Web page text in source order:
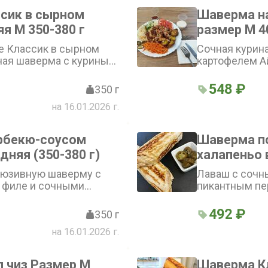
в сырном
М 350-380 г
Классик в сырном
шаверма с куриным
фирменным
Смотрите ниже:
и «Не класть в
350 г
на 16.01.2026 г.
Шаверма
размер М
Сочная
картофелем
помидорами и
халапеньо.
на гриле.
Подаётся на
пожалуйста,
548 ₽
соусом
(350-380 г)
шаверму с
и сочными
барбекю, -
вкусов, которое
350 г
на 16.01.2026 г.
Шаверма
халапеньо
размера М
Лаваш с
пикантным
помидор,
свежесть.
халапеньо -
ниже:
492 ₽
Размер М
Шаверма